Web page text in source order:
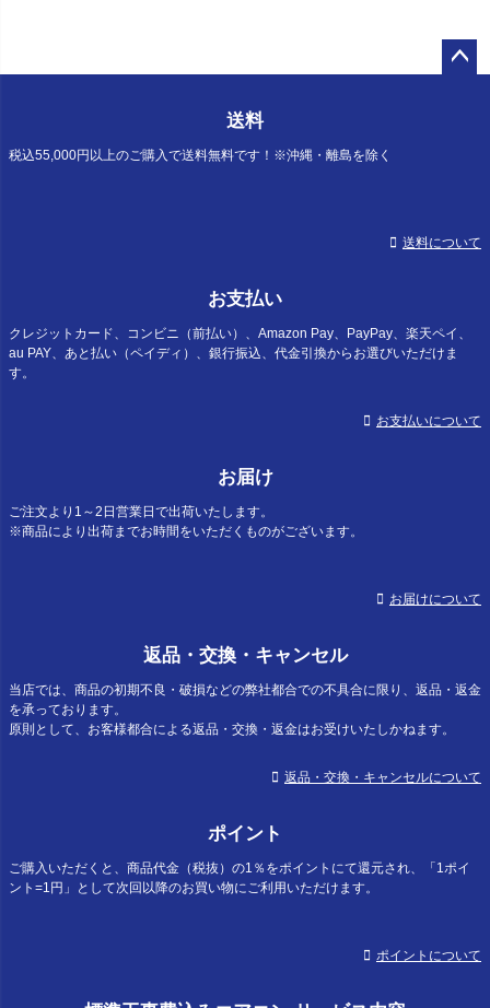
送料
税込55,000円以上のご購入で送料無料です！※沖縄・離島を除く
送料について
お支払い
クレジットカード、コンビニ（前払い）、Amazon Pay、PayPay、楽天ペイ、
au PAY、あと払い（ペイディ）、銀行振込、代金引換からお選びいただけま
す。
お支払いについて
お届け
ご注文より1～2日営業日で出荷いたします。
※商品により出荷までお時間をいただくものがございます。
お届けについて
返品・交換・キャンセル
当店では、商品の初期不良・破損などの弊社都合での不具合に限り、返品・返金
を承っております。
原則として、お客様都合による返品・交換・返金はお受けいたしかねます。
返品・交換・キャンセルについて
ポイント
ご購入いただくと、商品代金（税抜）の1％をポイントにて還元され、「1ポイ
ント=1円」として次回以降のお買い物にご利用いただけます。
ポイントについて